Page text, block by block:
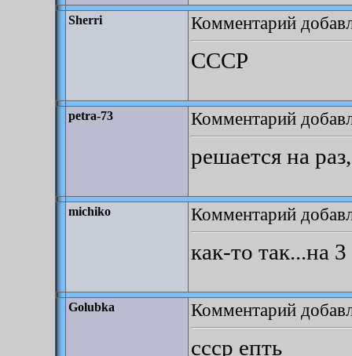
Sherri Комментарий
CCCP
petra-73 Комментарий
решается на
michiko Комментарий
как-то так...на 3
Golubka Комментарий
ссср епть